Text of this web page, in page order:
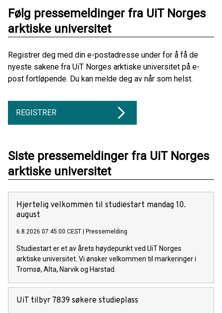
Følg pressemeldinger fra UiT Norges
arktiske universitet
Registrer deg med din e-postadresse under for å få de
nyeste sakene fra UiT Norges arktiske universitet på e-
post fortløpende. Du kan melde deg av når som helst.
REGISTRER
Siste pressemeldinger fra UiT Norges
arktiske universitet
Hjertelig velkommen til studiestart mandag 10.
august
6.8.2026 07:45:00 CEST Pressemelding
Studiestart er et av årets høydepunkt ved UiT Norges
arktiske universitet. Vi ønsker velkommen til markeringer i
Tromsø, Alta, Narvik og Harstad.
UiT tilbyr 7839 søkere studieplass